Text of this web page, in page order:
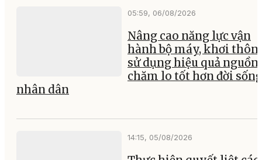
05:59, 06/08/2026
Nâng cao năng lực vận
hành bộ máy, khơi
sử dụng hiệu quả nguồn
chăm lo tốt hơn đời sống
nhân dân
14:15, 05/08/2026